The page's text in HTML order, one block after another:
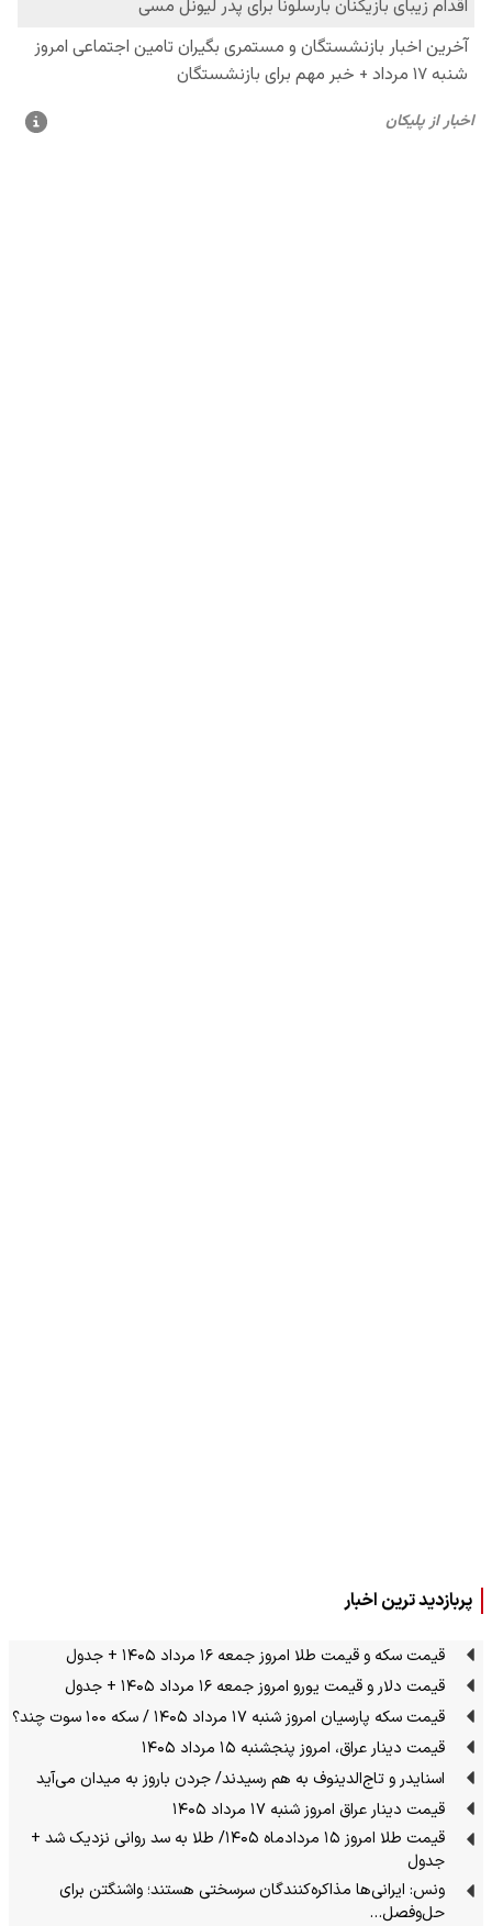
پربازدید ترین اخبار
قیمت سکه و قیمت طلا امروز جمعه ۱۶ مرداد ۱۴۰۵ + جدول
قیمت دلار و قیمت یورو امروز جمعه ۱۶ مرداد ۱۴۰۵ + جدول
قیمت سکه پارسیان امروز شنبه ۱۷ مرداد ۱۴۰۵ / سکه ۱۰۰ سوت چند؟
قیمت دینار عراق، امروز پنجشنبه ۱۵ مرداد ۱۴۰۵
اسنایدر و تاج‌الدینوف به هم رسیدند/ جردن باروز به میدان می‌آید
قیمت دینار عراق امروز شنبه ۱۷ مرداد ۱۴۰۵
قیمت طلا امروز ۱۵ مردادماه ۱۴۰۵/ طلا به سد روانی نزدیک شد +
جدول
ونس: ایرانی‌ها مذاکره‌کنندگان سرسختی هستند؛ واشنگتن برای
حل‌وفصل…